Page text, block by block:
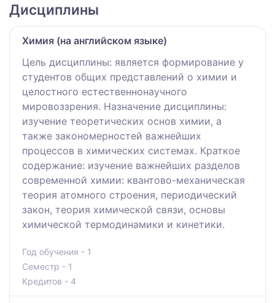
Дисциплины
Химия (на английском языке)
Цель дисциплины: является формирование у
студентов общих представлений о химии и
целостного естественнонаучного
мировоззрения. Назначение дисциплины:
изучение теоретических основ химии, а
также закономерностей важнейших
процессов в химических системах. Краткое
содержание: изучение важнейших разделов
современной химии: квантово-механическая
теория атомного строения, периодический
закон, теория химической связи, основы
химической термодинамики и кинетики.
Год обучения - 1
Семестр - 1
Кредитов - 4